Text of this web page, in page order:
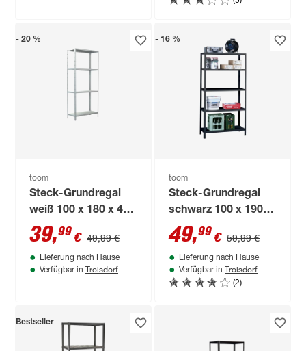
- 20 %
toom
Steck-Grundregal
weiß 100 x 180 x 40
cm, 4 Böden à 65 kg
39,99 € 49,99 €
Lieferung nach Hause
Verfügbar in Troisdorf
- 16 %
toom
Steck-Grundregal
schwarz 100 x 190 x
40 cm, 5 Böden à 65
kg
49,99 € 59,99 €
Lieferung nach Hause
Verfügbar in Troisdorf
(2)
Bestseller